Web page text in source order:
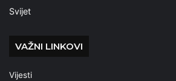
Svijet
VAŽNI LINKOVI
Vijesti